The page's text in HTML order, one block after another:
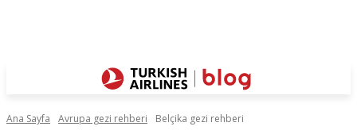
Ana Sayfa Avrupa gezi rehberi Belçika gezi rehberi